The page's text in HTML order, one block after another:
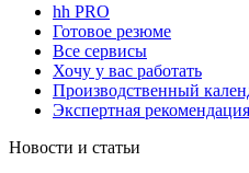
hh PRO
Готовое резюме
Все сервисы
Хочу у вас работать
Производственный
Экспертная рекомендация
Новости и статьи